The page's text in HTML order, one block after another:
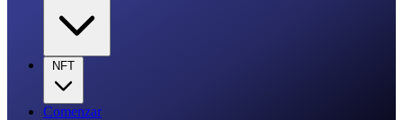
NFT
Comenzar